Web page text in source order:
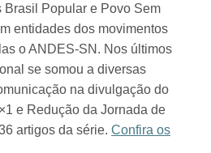
Popular e Povo Sem
entidades dos movimentos
o ANDES-SN. Nos últimos
se somou a diversas
na divulgação do
e Redução da Jornada de
artigos da série. Confira os